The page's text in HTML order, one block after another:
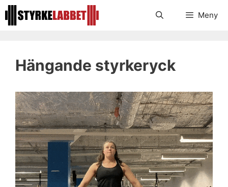
Hoppa
till
Meny
Hängande styrkeryck